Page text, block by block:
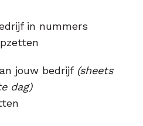
in nummers
jouw bedrijf (sheets
dag)